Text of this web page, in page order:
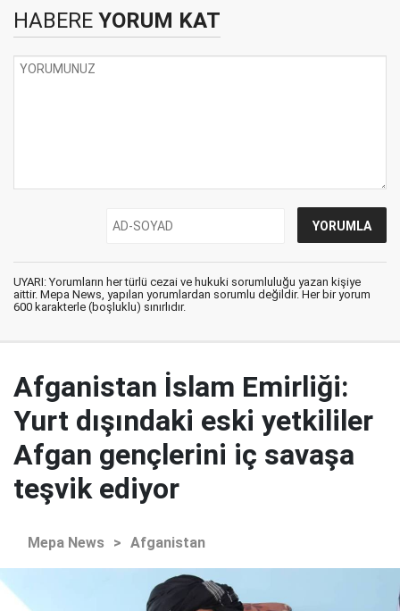
HABERE YORUM KAT
UYARI: Yorumların her türlü cezai ve hukuki sorumluluğu yazan kişiye
aittir. Mepa News, yapılan yorumlardan sorumlu değildir. Her bir yorum
600 karakterle (boşluklu) sınırlıdır.
Afganistan İslam Emirliği:
Yurt dışındaki eski yetkililer
Afgan gençlerini iç savaşa
teşvik ediyor
Mepa News > Afganistan